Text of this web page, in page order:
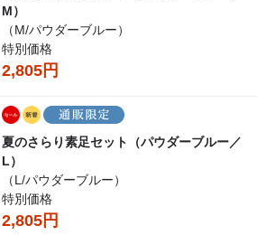
M）
（M/パウダーブルー）
特別価格
2,805円
夏のさらり素足セット（パウダーブルー／
L）
（L/パウダーブルー）
特別価格
2,805円